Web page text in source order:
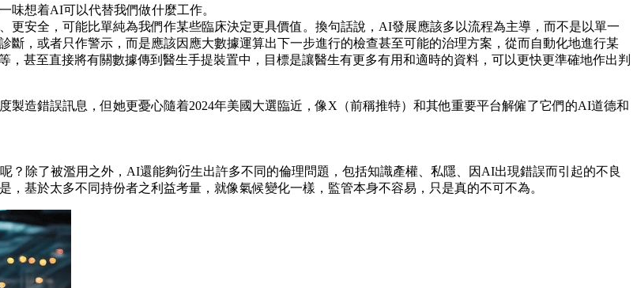
味想着AI可以代替我們做什麼工作。
安全，可能比單純為我們作某些臨床決定更具價值。換句話說，AI發展應該多以流程為主導，而不是以單一
，或者只作警示，而是應該因應大數據運算出下一步進行的檢查甚至可能的治理方案，從而自動化地進行某
甚至直接將有關數據傳到醫生手提裝置中，目標是讓醫生有更多有用和適時的資料，可以更快更準確地作出判
造錯誤訊息，但她更憂心隨着2024年美國大選臨近，像X（前稱推特）和其他重要平台解僱了它們的AI道德和
除了被濫用之外，AI還能夠𧗠生出許多不同的倫理問題，包括知識產權、私隱、因AI出現錯誤而引起的不良
基於太多不同持份者之利益考量，就像氣候變化一樣，監管本身不容易，只是真的不可不為。